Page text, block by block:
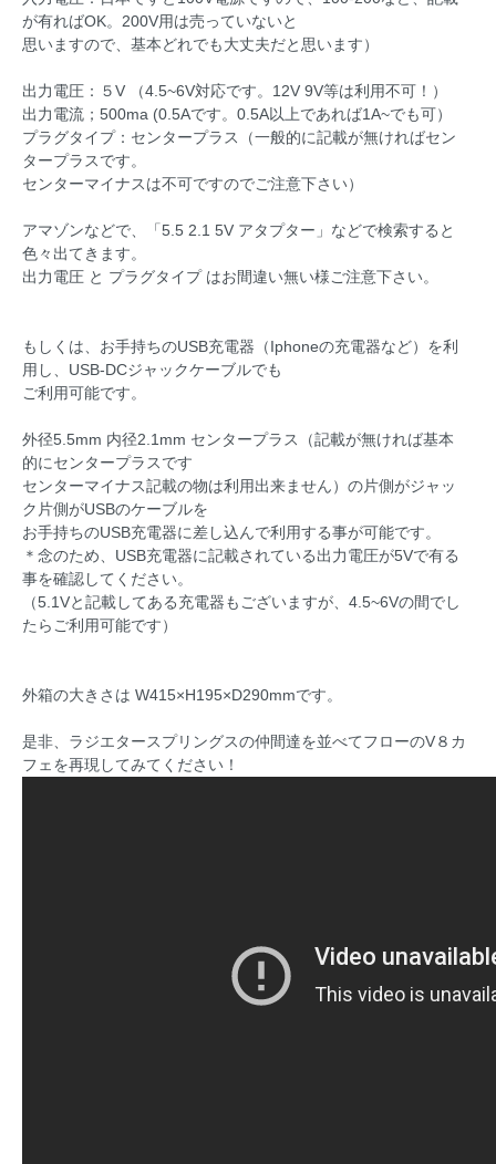
が有ればOK。200V用は売っていないと
思いますので、基本どれでも大丈夫だと思います）
出力電圧：５V （4.5~6V対応です。12V 9V等は利用不可！）
出力電流；500ma (0.5Aです。0.5A以上であれば1A~でも可）
プラグタイプ：センタープラス（一般的に記載が無ければセン
タープラスです。
センターマイナスは不可ですのでご注意下さい）
アマゾンなどで、「5.5 2.1 5V アタプター」などで検索すると
色々出てきます。
出力電圧 と プラグタイプ はお間違い無い様ご注意下さい。
もしくは、お手持ちのUSB充電器（Iphoneの充電器など）を利
用し、USB-DCジャックケーブルでも
ご利用可能です。
外径5.5mm 内径2.1mm センタープラス（記載が無ければ基本
的にセンタープラスです
センターマイナス記載の物は利用出来ません）の片側がジャッ
ク片側がUSBのケーブルを
お手持ちのUSB充電器に差し込んで利用する事が可能です。
＊念のため、USB充電器に記載されている出力電圧が5Vで有る
事を確認してください。
（5.1Vと記載してある充電器もございますが、4.5~6Vの間でし
たらご利用可能です）
外箱の大きさは W415×H195×D290mmです。
是非、ラジエタースプリングスの仲間達を並べてフローのV８カ
フェを再現してみてください！